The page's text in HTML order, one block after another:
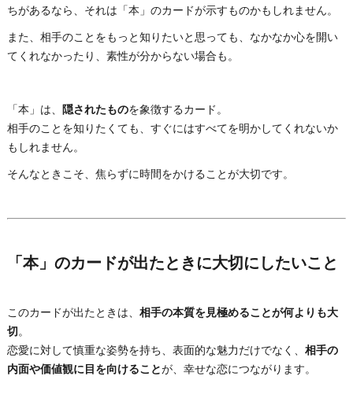
ちがあるなら、それは「本」のカードが示すものかもしれません。
また、相手のことをもっと知りたいと思っても、なかなか心を開い
てくれなかったり、素性が分からない場合も。
「本」は、 隠されたものを象徴するカード。
相手のことを知りたくても、すぐにはすべてを明かしてくれないか
もしれません。
そんなときこそ、焦らずに時間をかけることが大切です。
「本」のカードが出たときに大切にしたいこと
このカードが出たときは、 相手の本質を見極めることが何よりも大
切。
恋愛に対して慎重な姿勢を持ち、表面的な魅力だけでなく、 相手の
内面や価値観に目を向けることが、幸せな恋につながります。